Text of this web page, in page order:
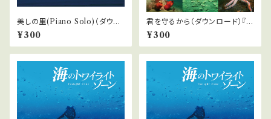
美しの里(Piano Solo)（ダウン
ロード）「美しの里〜四季」より
¥300
君を守るから（ダウンロード）『海
のトワイライトゾーン』より
¥300